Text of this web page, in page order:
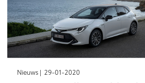
Mirai
WATERSTOF-ELEKTRISCH
Proace
OOK
Nieuws | 29-01-2020